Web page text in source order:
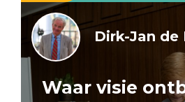
Dirk-Jan de
Waar visie